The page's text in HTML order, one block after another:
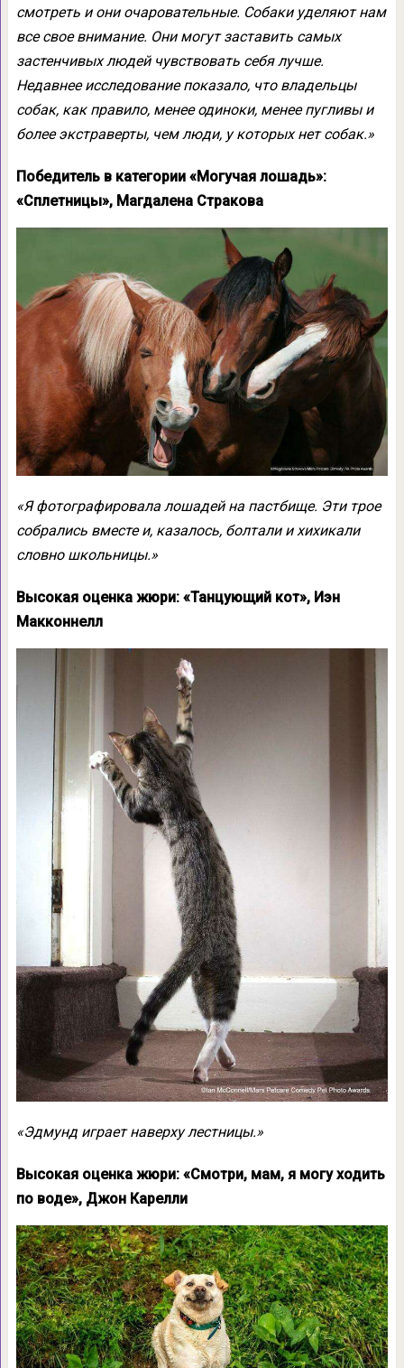
смотреть и они очаровательные. Собаки уделяют нам
все свое внимание. Они могут заставить самых
застенчивых людей чувствовать себя лучше.
Недавнее исследование показало, что владельцы
собак, как правило, менее одиноки, менее пугливы и
более экстраверты, чем люди, у которых нет собак.»
Победитель в категории «Могучая лошадь»:
«Сплетницы», Магдалена Стракова
«Я фотографировала лошадей на пастбище. Эти трое
собрались вместе и, казалось, болтали и хихикали
словно школьницы.»
Высокая оценка жюри: «Танцующий кот», Иэн
Макконнелл
«Эдмунд играет наверху лестницы.»
Высокая оценка жюри: «Смотри, мам, я могу ходить
по воде», Джон Карелли